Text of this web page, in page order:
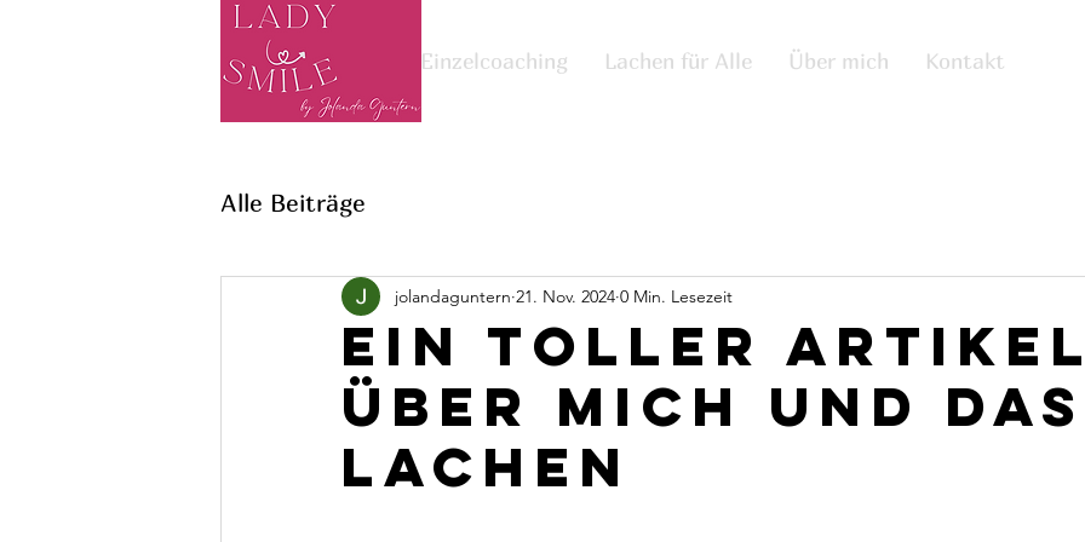
Einzelcoaching Lachen für Alle Über mich Kontakt
Alle Beiträge
Ein Toller
über mich und das
Lachen
jolandaguntern 21. Nov. 2024 0 Min. Lesezeit